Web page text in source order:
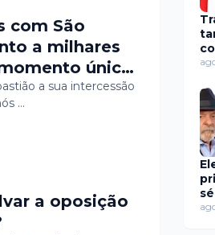
com São
a milhares
único
O
sept Rosado
defesa aos
humildes e de
A nossa
a sua intercessão
…
a oposição